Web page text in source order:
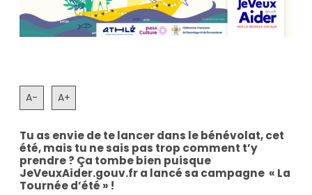
A- A+
Tu as envie de te lancer dans le bénévolat, cet
été, mais tu ne sais pas trop comment t’y
prendre ? Ça tombe bien puisque
JeVeuxAider.gouv.fr a lancé sa campagne « La
Tournée d’été » !